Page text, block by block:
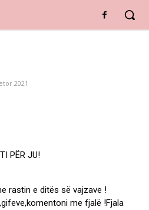
2021
PËR JU!
rastin e ditës së vajzave !
me fjalë !Fjala